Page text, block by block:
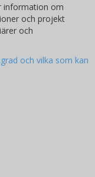
information om
och projekt
och
och vilka som kan